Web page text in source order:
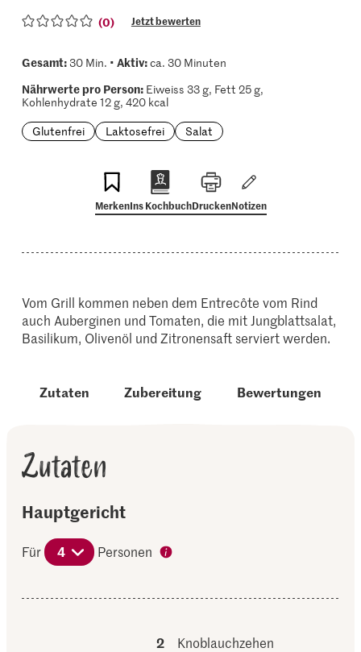
(0) Jetzt bewerten
Gesamt:30 Min. • Aktiv:ca. 30 Minuten
Nährwerte pro Person:Eiweiss 33 g, Fett 25 g,
Kohlenhydrate 12 g, 420 kcal
Glutenfrei
Laktosefrei Salat
MerkenIns KochbuchDruckenNotizen
Vom Grill kommen neben dem Entrecôte vom Rind
auch Auberginen und Tomaten, die mit Jungblattsalat,
Basilikum, Olivenöl und Zitronensaft serviert werden.
Zutaten Zubereitung Bewertungen
Zutaten
Hauptgericht
Für 4 Personen
2
Knoblauchzehen